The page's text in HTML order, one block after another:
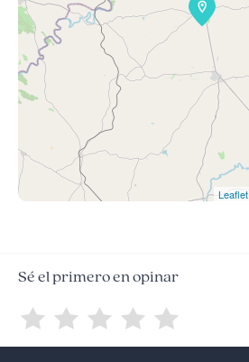
Leaflet
Sé el primero en opinar